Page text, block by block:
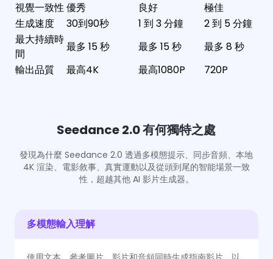
視覺一致性優秀 良好
極佳
生成速度
30到90秒 1 到 3 分鐘
2 到 5 分鐘
最大持續時
間
最多 15 秒 最多 15 秒
最多 8 秒
輸出品質
最高4K 最高1080P 720P
Seedance 2.0 有何獨特之處
發現為什麼 Seedance 2.0 透過多模態提示、同步音頻、本地
4K 渲染、電影敘事、真實運動以及從頭到尾的智能場景一致
性，超越其他 AI 影片生成器。
多模態輸入理解